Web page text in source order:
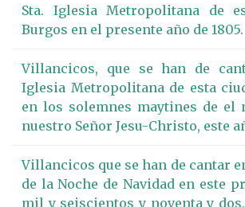
Sta. Iglesia Metropolitana de
Burgos en el presente año de 1805.
Villancicos, que se han de
Iglesia Metropolitana de esta
en los solemnes maytines de el
nuestro Señor Jesu-Christo, este
Villancicos que se han de cantar
de la Noche de Navidad en este
mil y seiscientos y noventa y